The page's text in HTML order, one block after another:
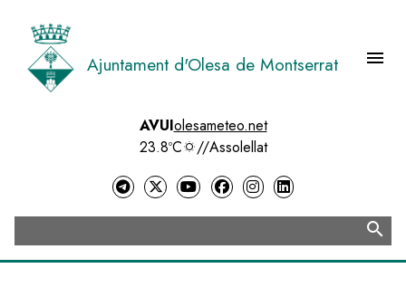
contingut
Ajuntament d'Olesa de Montserrat menu
AVUIolesameteo.net
23.8ºC
//Assolellat
search